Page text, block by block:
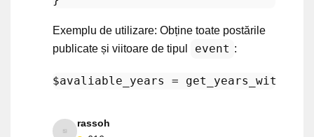
Exemplu de utilizare: Obține toate postările
publicate și viitoare de tipul
event :
$avaliable_years =
rassoh